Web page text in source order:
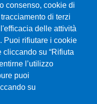
consenso, cookie di
di terzi
delle attività
Puoi rifiutare i cookie
su “Rifiuta
l’utilizzo
puoi
su